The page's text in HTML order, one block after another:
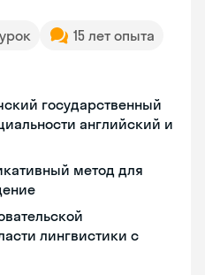
15 лет опыта
государственный
английский и
метод для
лингвистики с